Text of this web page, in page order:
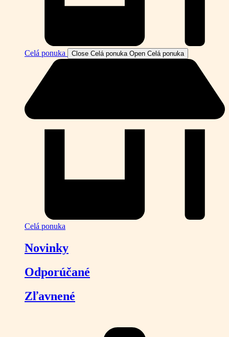
Celá ponuka Close Celá ponuka Open Celá ponuka
Celá ponuka
Novinky
Odporúčané
Zľavnené